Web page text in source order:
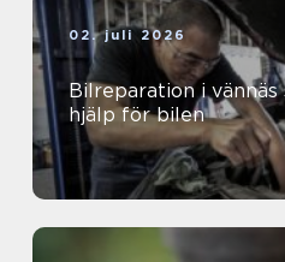
02. juli 2026
Bilreparation i vännäs så hittar du rätt
hjälp för bilen